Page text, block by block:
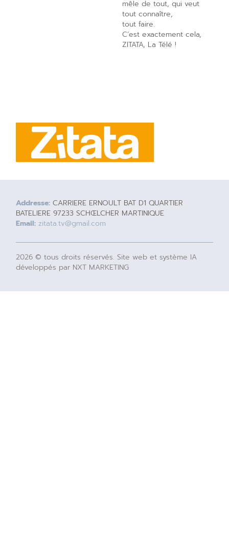
mêle de tout, qui veut
tout connaître,
tout faire.
C’est exactement cela,
ZITATA, La Télé !
Addresse: CARRIERE ERNOULT BAT D1 QUARTIER
BATELIERE 97233 SCHŒLCHER MARTINIQUE
Email: zitata.tv@gmail.com
2026 © tous droits réservés. Site web et système IA
développés par NXT MARKETING